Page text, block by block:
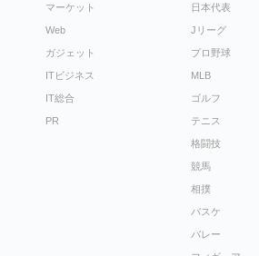
マーケット
Web
ガジェット
ITビジネス
IT総合
PR
日本代表
Jリーグ
プロ野球
MLB
ゴルフ
テニス
格闘技
競馬
相撲
バスケ
バレー